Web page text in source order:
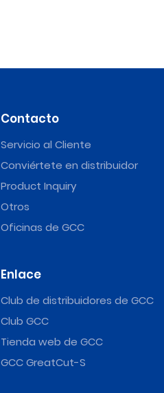
Contacto
Servicio al Cliente
Conviértete en distribuidor
Product Inquiry
Otros
Oficinas de GCC
Enlace
Club de distribuidores de GCC
Club GCC
Tienda web de GCC
GCC GreatCut-S